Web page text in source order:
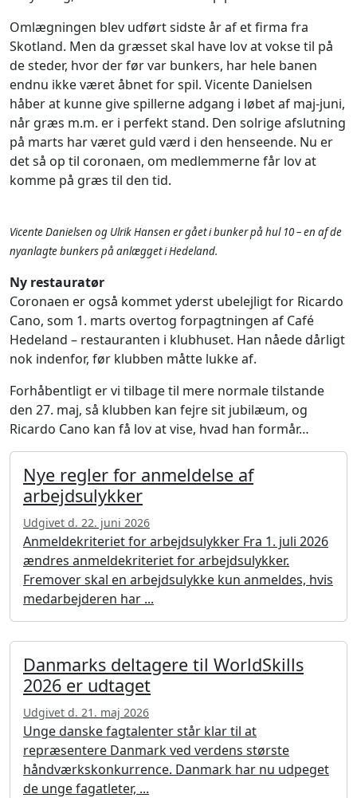
Omlægningen blev udført sidste år af et firma fra
Skotland. Men da græsset skal have lov at vokse til på
de steder, hvor der før var bunkers, har hele banen
endnu ikke været åbnet for spil. Vicente Danielsen
håber at kunne give spillerne adgang i løbet af maj-juni,
når græs m.m. er i perfekt stand. Den solrige afslutning
på marts har været guld værd i den henseende. Nu er
det så op til coronaen, om medlemmerne får lov at
komme på græs til den tid.
Vicente Danielsen og Ulrik Hansen er gået i bunker på hul 10 – en af de
nyanlagte bunkers på anlægget i Hedeland.
Ny restauratør
Coronaen er også kommet yderst ubelejligt for Ricardo
Cano, som 1. marts overtog forpagtningen af Café
Hedeland – restauranten i klubhuset. Han nåede dårligt
nok indenfor, før klubben måtte lukke af.
Forhåbentligt er vi tilbage til mere normale tilstande
den 27. maj, så klubben kan fejre sit jubilæum, og
Ricardo Cano kan få lov at vise, hvad han formår…
Nye regler for anmeldelse af
arbejdsulykker
Udgivet d. 22. juni 2026
Anmeldekriteriet for arbejdsulykker Fra 1. juli 2026
ændres anmeldekriteriet for arbejdsulykker.
Fremover skal en arbejdsulykke kun anmeldes, hvis
medarbejderen har ...
Danmarks deltagere til WorldSkills
2026 er udtaget
Udgivet d. 21. maj 2026
Unge danske fagtalenter står klar til at
repræsentere Danmark ved verdens største
håndværkskonkurrence. Danmark har nu udpeget
de unge fagatleter, ...